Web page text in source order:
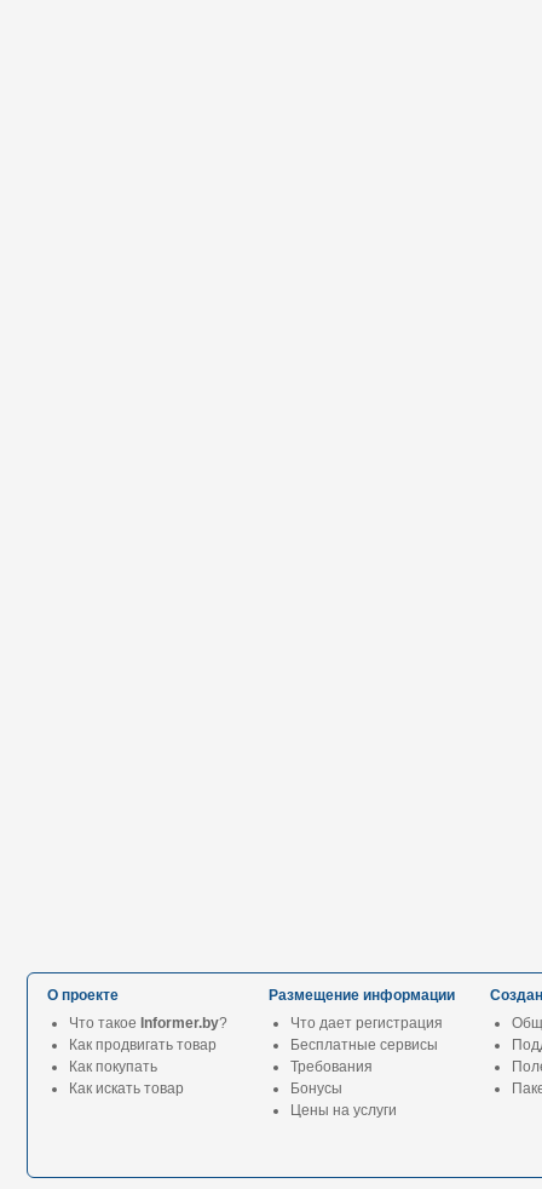
О проекте
Что такое Informer.by?
Как продвигать товар
Как покупать
Как искать товар
Размещение информации
Что дает регистрация
Бесплатные сервисы
Требования
Бонусы
Цены на услуги